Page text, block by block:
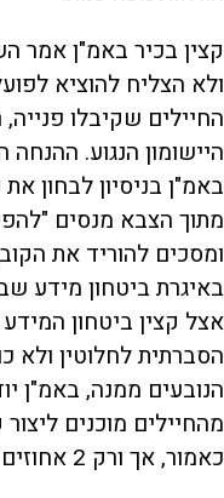
קצין בכיר באמ"ן אמר
ולא הצליח להוציא
היישומון הנגוע.
באמ"ן בניסיון לבחון
מתוך הצבא מנסים
ומסכים להוריד את
באיגרת ביטחון מידע
אצל קצין ביטחון
הסברתית לחלוטין ולא
מהחיילים מוכנים
כאמור, אך ורק 2 אחוזים נופלים בפח ומורידים חומר מסוכן.